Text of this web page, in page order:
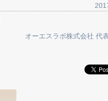
オーエスラボ株式会社 代